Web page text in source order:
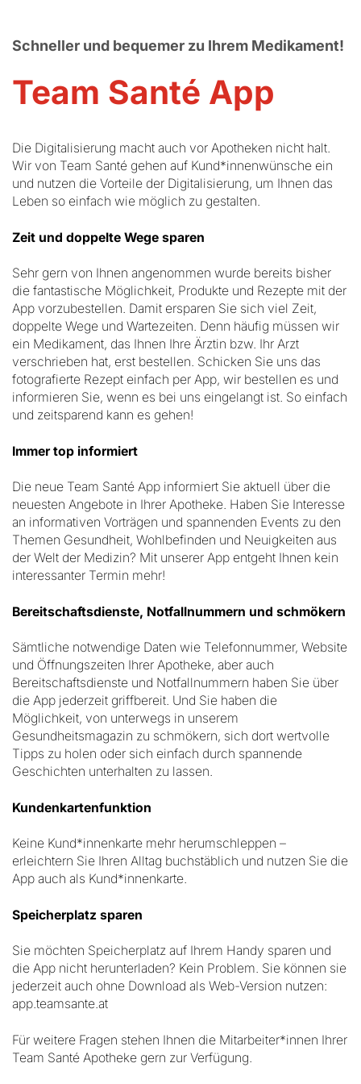
Schneller und bequemer zu Ihrem Medikament!
Team Santé App
Die Digitalisierung macht auch vor Apotheken nicht halt.
Wir von Team Santé gehen auf Kund*innenwünsche ein
und nutzen die Vorteile der Digitalisierung, um Ihnen das
Leben so einfach wie möglich zu gestalten.
Zeit und doppelte Wege sparen
Sehr gern von Ihnen angenommen wurde bereits bisher
die fantastische Möglichkeit, Produkte und Rezepte mit der
App vorzubestellen. Damit ersparen Sie sich viel Zeit,
doppelte Wege und Wartezeiten. Denn häufig müssen wir
ein Medikament, das Ihnen Ihre Ärztin bzw. Ihr Arzt
verschrieben hat, erst bestellen. Schicken Sie uns das
fotografierte Rezept einfach per App, wir bestellen es und
informieren Sie, wenn es bei uns eingelangt ist. So einfach
und zeitsparend kann es gehen!
Immer top informiert
Die neue Team Santé App informiert Sie aktuell über die
neuesten Angebote in Ihrer Apotheke. Haben Sie Interesse
an informativen Vorträgen und spannenden Events zu den
Themen Gesundheit, Wohlbefinden und Neuigkeiten aus
der Welt der Medizin? Mit unserer App entgeht Ihnen kein
interessanter Termin mehr!
Bereitschaftsdienste, Notfallnummern und schmökern
Sämtliche notwendige Daten wie Telefonnummer, Website
und Öffnungszeiten Ihrer Apotheke, aber auch
Bereitschaftsdienste und Notfallnummern haben Sie über
die App jederzeit griffbereit. Und Sie haben die
Möglichkeit, von unterwegs in unserem
Gesundheitsmagazin zu schmökern, sich dort wertvolle
Tipps zu holen oder sich einfach durch spannende
Geschichten unterhalten zu lassen.
Kundenkartenfunktion
Keine Kund*innenkarte mehr herumschleppen –
erleichtern Sie Ihren Alltag buchstäblich und nutzen Sie die
App auch als Kund*innenkarte.
Speicherplatz sparen
Sie möchten Speicherplatz auf Ihrem Handy sparen und
die App nicht herunterladen? Kein Problem. Sie können sie
jederzeit auch ohne Download als Web-Version nutzen:
app.teamsante.at
Für weitere Fragen stehen Ihnen die Mitarbeiter*innen Ihrer
Team Santé Apotheke gern zur Verfügung.